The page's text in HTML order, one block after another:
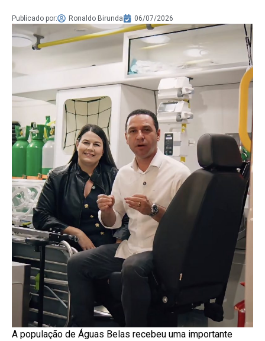
Publicado por: Ronaldo Birunda 06/07/2026
A população de Águas Belas recebeu uma importante